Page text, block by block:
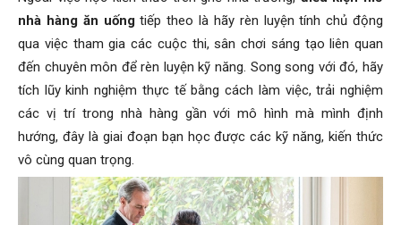
nhà hàng ăn uốngtiếp theo là hãy rèn luyện tính chủ động
qua việc tham gia các cuộc thi, sân chơi sáng tạo liên quan
đến chuyên môn để rèn luyện kỹ năng. Song song với đó, hãy
tích lũy kinh nghiệm thực tế bằng cách làm việc, trải nghiệm
các vị trí trong nhà hàng gần với mô hình mà mình định
hướng, đây là giai đoạn bạn học được các kỹ năng, kiến thức
vô cùng quan trọng.